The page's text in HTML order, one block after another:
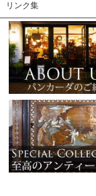
リンク集